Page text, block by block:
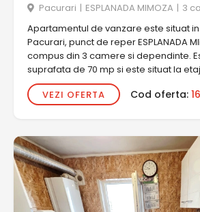
Pacurari | ESPLANADA MIMOZA | 3
Apartamentul de vanzare este situat
Pacurari, punct de reper ESPLANADA
compus din 3 camere si dependinte.
suprafata de 70 mp si este situat la
VEZI OFERTA
Cod oferta: